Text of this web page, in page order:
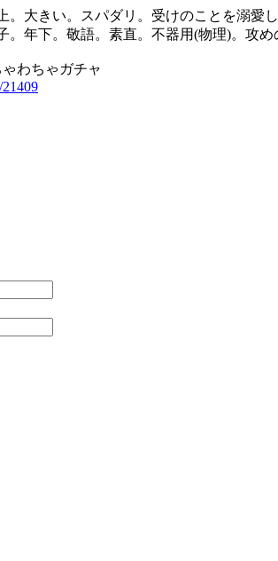
大きい。スパダリ。受けのことを溺愛し
年下。敬語。素直。不器用(物理)。攻め
わちゃガチャ
21409